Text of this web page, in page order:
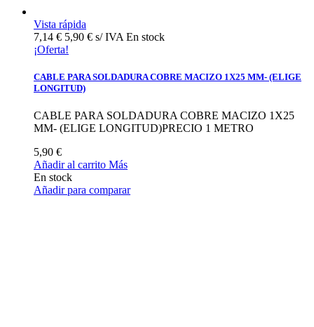
Vista rápida
7,14 € 5,90 € s/ IVA En stock
¡Oferta!
CABLE PARA SOLDADURA COBRE MACIZO 1X25 MM- (ELIGE
LONGITUD)
CABLE PARA SOLDADURA COBRE MACIZO 1X25
MM- (ELIGE LONGITUD)PRECIO 1 METRO
5,90 €
Añadir al carrito Más
En stock
Añadir para comparar